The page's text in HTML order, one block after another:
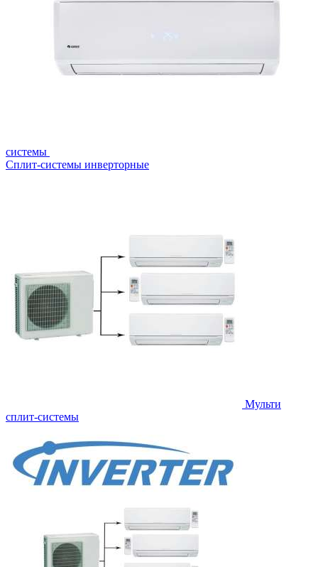
системы
Сплит-системы инверторные
Мульти
сплит-системы